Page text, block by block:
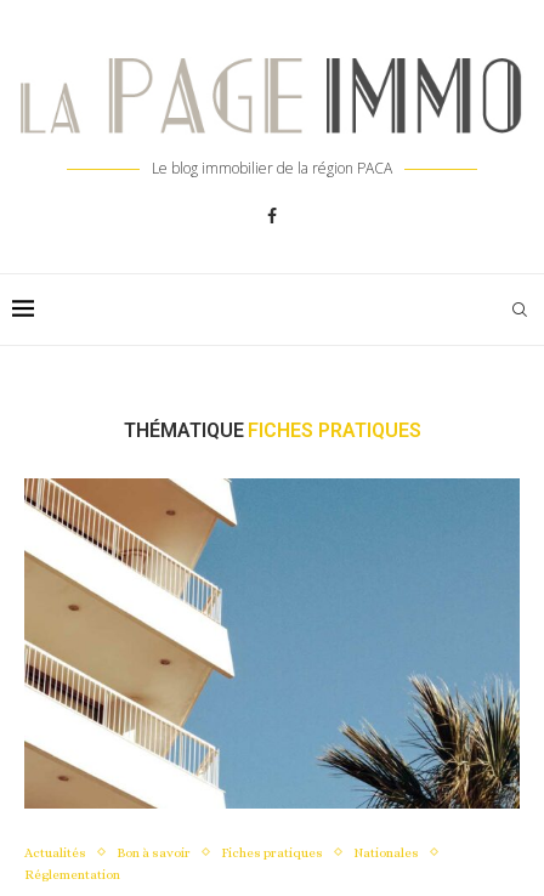
Le blog immobilier de la région PACA
THÉMATIQUE FICHES PRATIQUES
Actualités Bon à savoir Fiches pratiques
Nationales
Réglementation